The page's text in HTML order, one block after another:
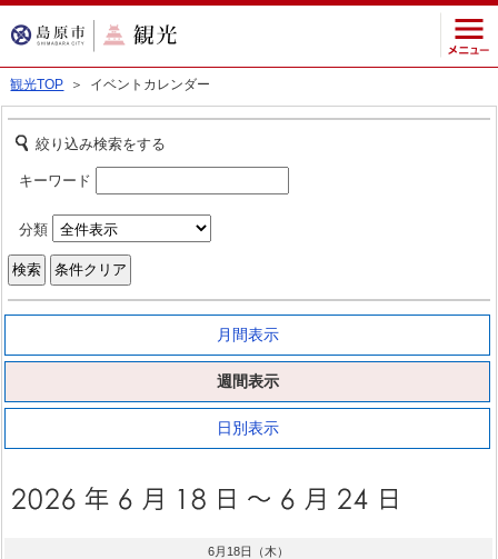
観光TOP ＞ イベントカレンダー
絞り込み検索をする
キーワード
分類
月間表示
週間表示
日別表示
6月18日（木）